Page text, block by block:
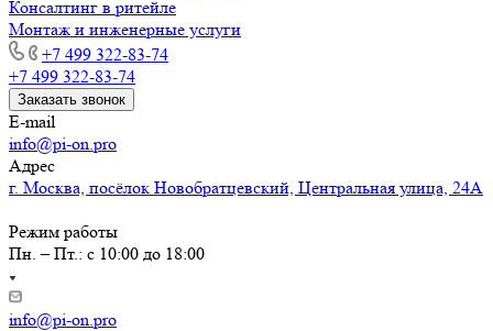
Консалтинг в ритейле
Монтаж и инженерные услуги
+7 499 322-83-74
+7 499 322-83-74
Заказать звонок
E-mail
info@pi-on.pro
Адрес
г. Москва, посёлок Новобратцевский, Центральная улица, 24А
Режим работы
Пн. – Пт.: с 10:00 до 18:00
info@pi-on.pro